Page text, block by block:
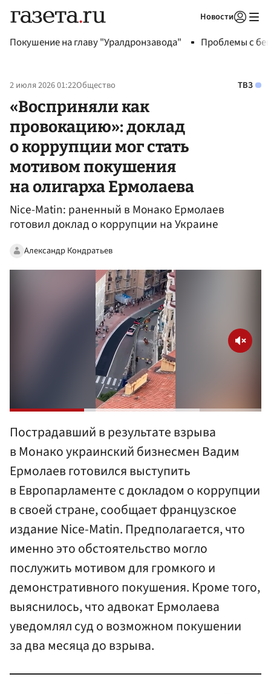
Новости
Покушение на главу "Уралдронзавода" Проблемы с
2 июля 2026 01:22Общество ТВЗ
«Восприняли как
провокацию»: доклад
о коррупции мог стать
мотивом покушения
на олигарха Ермолаева
Nice-Matin: раненный в Монако Ермолаев
готовил доклад о коррупции на Украине
Александр Кондратьев
Пострадавший в результате взрыва
в Монако украинский бизнесмен Вадим
Ермолаев готовился выступить
в Европарламенте с докладом о коррупции
в своей стране, сообщает французское
издание Nice-Matin. Предполагается, что
именно это обстоятельство могло
послужить мотивом для громкого и
демонстративного покушения. Кроме того,
выяснилось, что адвокат Ермолаева
уведомлял суд о возможном покушении
за два месяца до взрыва.